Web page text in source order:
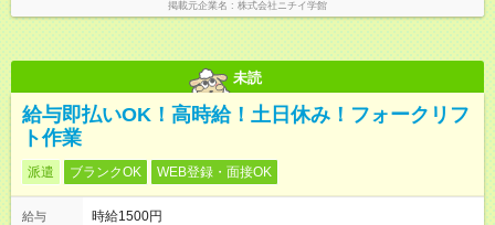
掲載元企業名 株式会社ニチイ学館
未読
給与即払いOK！高時給！土日休み！フォークリフ
ト作業
派遣 ブランクOK WEB登録・面接OK
給与
時給1500円